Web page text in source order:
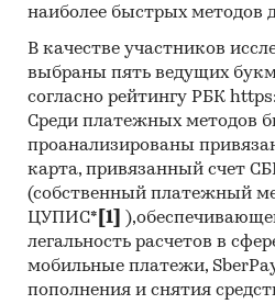
наиболее быстрых методов
В качестве участников
выбраны пять ведущих
согласно рейтингу РБК
Среди платежных методов
проанализированы
карта, привязанный счет
(собственный платежный
ЦУПИС* [1]
легальность расчетов в
мобильные платежи,
пополнения и снятия